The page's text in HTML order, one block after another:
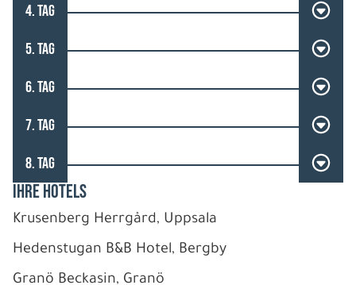
4. TAG
5. TAG
6. TAG
7. TAG
8. TAG
IHRE HOTELS
Krusenberg Herrgård, Uppsala
Hedenstugan B&B Hotel, Bergby
Granö Beckasin, Granö